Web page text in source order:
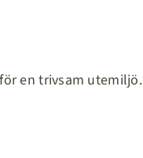
en trivsam utemiljö.